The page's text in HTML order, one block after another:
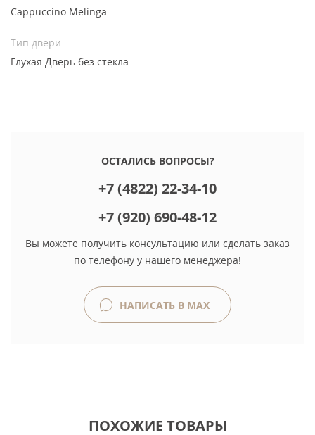
Cappuccino Melinga
Тип двери
Глухая Дверь без стекла
ОСТАЛИСЬ ВОПРОСЫ?
+7 (4822) 22-34-10
+7 (920) 690-48-12
Вы можете получить консультацию или сделать заказ
по телефону у нашего менеджера!
НАПИСАТЬ В MAX
ПОХОЖИЕ ТОВАРЫ